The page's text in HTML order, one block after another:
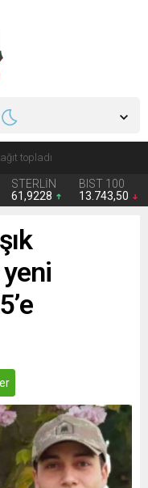
STERLİN
61,9228
BIST 100
13.743,50